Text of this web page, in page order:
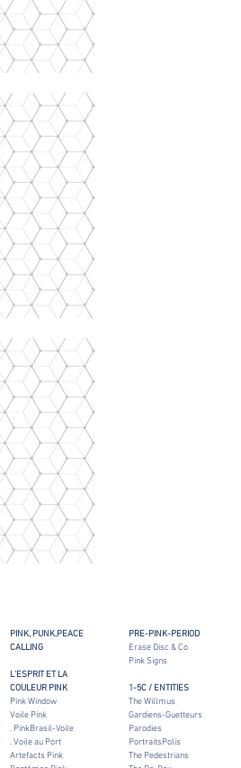
PINK, PUNK,PEACE
CALLING
L'ESPRIT ET LA
COULEUR PINK
Pink Window
Voile Pink
. PinkBrasil-Voile
. Voile au Port
Artefacts Pink
PRE-PINK-PERIOD
Erase Disc & Co
Pink Signs
1-5C / ENTITIES
The Willmus
Gardiens-Guetteurs
Parodies
PortraitsPolis
The Pedestrians